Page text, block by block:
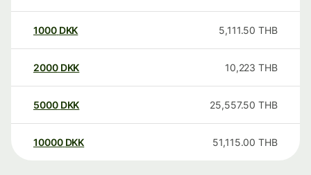
1000 DKK 5,111.50 THB
2000 DKK 10,223 THB
5000 DKK 25,557.50 THB
10000 DKK 51,115.00 THB